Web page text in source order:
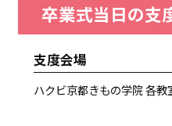
卒業式当日の支
支度会場
ハクビ京都きもの学院 各教